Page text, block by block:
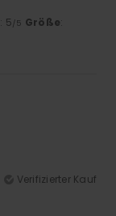
: 5/5 Größe:
Verifizierter Kauf